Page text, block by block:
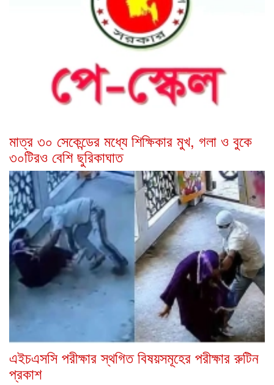
মাত্র ৩০ সেকেন্ডের মধ্যে শিক্ষিকার মুখ, গলা ও বুকে
৩০টিরও বেশি ছুরিকাঘাত
এইচএসসি পরীক্ষার স্থগিত বিষয়সমূহের পরীক্ষার রুটিন
প্রকাশ